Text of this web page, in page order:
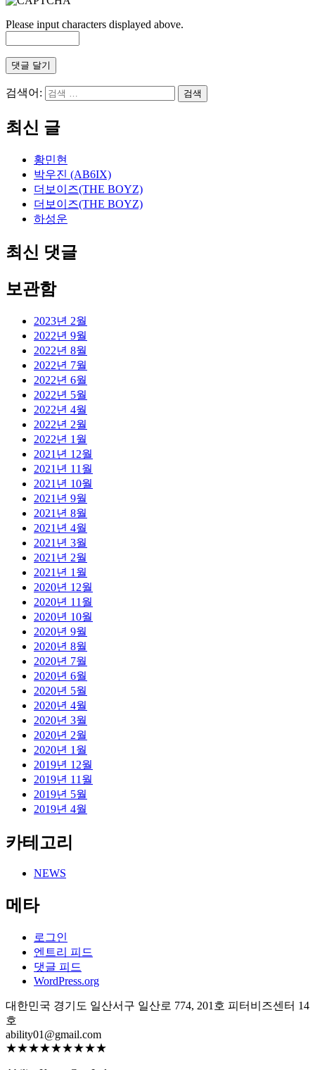
Please input characters displayed above.
검색어:
최신 글
황민현
박우진 (AB6IX)
더보이즈(THE BOYZ)
더보이즈(THE BOYZ)
하성운
최신 댓글
보관함
2023년 2월
2022년 9월
2022년 8월
2022년 7월
2022년 6월
2022년 5월
2022년 4월
2022년 2월
2022년 1월
2021년 12월
2021년 11월
2021년 10월
2021년 9월
2021년 8월
2021년 4월
2021년 3월
2021년 2월
2021년 1월
2020년 12월
2020년 11월
2020년 10월
2020년 9월
2020년 8월
2020년 7월
2020년 6월
2020년 5월
2020년 4월
2020년 3월
2020년 2월
2020년 1월
2019년 12월
2019년 11월
2019년 5월
2019년 4월
카테고리
NEWS
메타
로그인
엔트리 피드
댓글 피드
WordPress.org
대한민국 경기도 일산서구 일산로 774, 201호 피터비즈센터 14
호
ability01@gmail.com
★★★★★★★★★